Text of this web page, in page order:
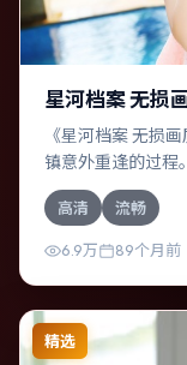
星河档案 无损
《星河档案 无损
镇意外重逢的过程
仁、黄渤的对手戏
蓄张力，本片亦在
高清 流畅
6.9万 89个月前
精选